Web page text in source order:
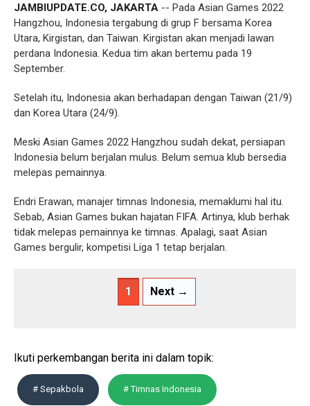
JAMBIUPDATE.CO, JAKARTA -- Pada Asian Games 2022
Hangzhou, Indonesia tergabung di grup F bersama Korea
Utara, Kirgistan, dan Taiwan. Kirgistan akan menjadi lawan
perdana Indonesia. Kedua tim akan bertemu pada 19
September.
Setelah itu, Indonesia akan berhadapan dengan Taiwan (21/9)
dan Korea Utara (24/9).
Meski Asian Games 2022 Hangzhou sudah dekat, persiapan
Indonesia belum berjalan mulus. Belum semua klub bersedia
melepas pemainnya.
Endri Erawan, manajer timnas Indonesia, memaklumi hal itu.
Sebab, Asian Games bukan hajatan FIFA. Artinya, klub berhak
tidak melepas pemainnya ke timnas. Apalagi, saat Asian
Games bergulir, kompetisi Liga 1 tetap berjalan.
1 Next →
Ikuti perkembangan berita ini dalam topik:
# Sepakbola # Timnas Indonesia